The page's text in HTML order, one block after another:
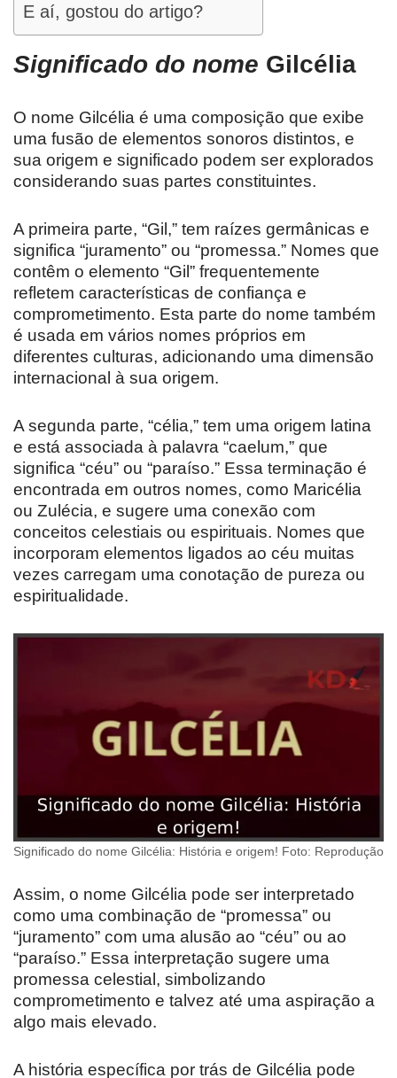
E aí, gostou do artigo?
Significado do nome Gilcélia
O nome Gilcélia é uma composição que exibe
uma fusão de elementos sonoros distintos, e
sua origem e significado podem ser explorados
considerando suas partes constituintes.
A primeira parte, “Gil,” tem raízes germânicas e
significa “juramento” ou “promessa.” Nomes que
contêm o elemento “Gil” frequentemente
refletem características de confiança e
comprometimento. Esta parte do nome também
é usada em vários nomes próprios em
diferentes culturas, adicionando uma dimensão
internacional à sua origem.
A segunda parte, “célia,” tem uma origem latina
e está associada à palavra “caelum,” que
significa “céu” ou “paraíso.” Essa terminação é
encontrada em outros nomes, como Maricélia
ou Zulécia, e sugere uma conexão com
conceitos celestiais ou espirituais. Nomes que
incorporam elementos ligados ao céu muitas
vezes carregam uma conotação de pureza ou
espiritualidade.
Significado do nome Gilcélia: História e origem! Foto: Reprodução
Assim, o nome Gilcélia pode ser interpretado
como uma combinação de “promessa” ou
“juramento” com uma alusão ao “céu” ou ao
“paraíso.” Essa interpretação sugere uma
promessa celestial, simbolizando
comprometimento e talvez até uma aspiração a
algo mais elevado.
A história específica por trás de Gilcélia pode